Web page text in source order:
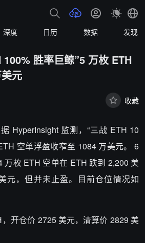
深度 日历 数据 发现
胜率巨鲸”5 万枚 ETH
元
收藏
据 HyperInsight 监测，“三战 ETH 10
空单浮盈收窄至 1084 万美元。 6
万枚 ETH 空单在 ETH 跌到 2,200 美
元，但并未止盈。目前仓位情况如
开仓价 2725 美元，清算价 2829 美